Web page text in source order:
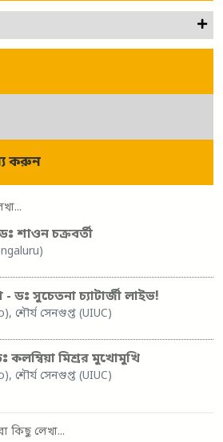
করুন
শাওন চক্রবর্তী
ডঃ সুচেতনা চ্যাটার্জী লাইভ!
শৌর্য সেনগুপ্ত (UIUC)
কলম্বিয়া মিশ্রর মুখোমুখি
শৌর্য সেনগুপ্ত (UIUC)
কিছু লেখা...